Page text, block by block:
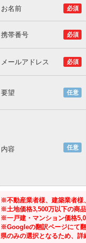
お名前 必須
携帯番号 必須
メールアドレス 必須
要望 任意
内容 任意
※不動産業者様、建築業者様
※土地価格3,500万以下の商
※一戸建・マンション価格
※Googleの翻訳ページにて
県のみの選択となるため、詳